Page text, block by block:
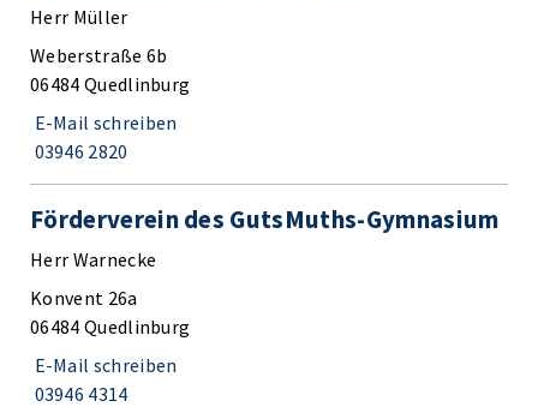
Herr Müller
Weberstraße 6b
06484 Quedlinburg
E-Mail schreiben
03946 2820
Förderverein des GutsMuths-Gymnasium
Herr Warnecke
Konvent 26a
06484 Quedlinburg
E-Mail schreiben
03946 4314